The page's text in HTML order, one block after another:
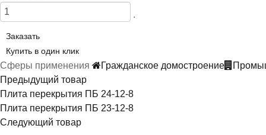
.
Заказать
Купить в один клик
Сферы применения Гражданское домостроение
Предыдущий товар
Плита перекрытия ПБ 24-12-8
Плита перекрытия ПБ 23-12-8
Следующий товар